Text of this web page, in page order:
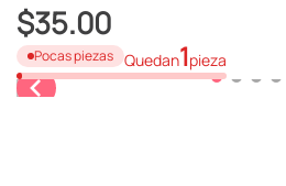
$35.00
Pocas piezas Quedan1pieza
3.
peluche
4.
osito cariñosito
5.